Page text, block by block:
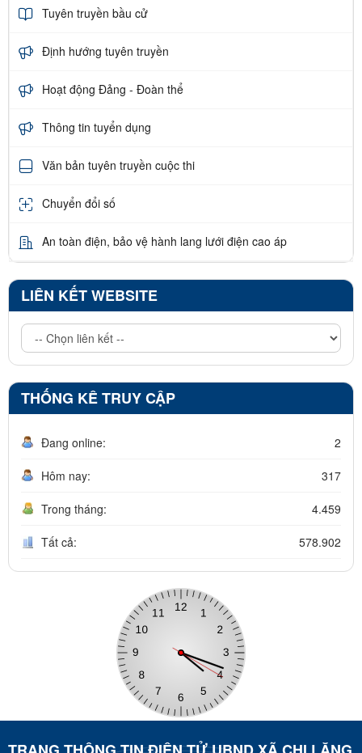
Tuyên truyền bầu cử
Định hướng tuyên truyền
Hoạt động Đảng - Đoàn thể
Thông tin tuyển dụng
Văn bản tuyên truyền cuộc thi
Chuyển đổi số
An toàn điện, bảo vệ hành lang lưới điện cao áp
LIÊN KẾT WEBSITE
THỐNG KÊ TRUY CẬP
Đang online: 2
Hôm nay: 317
Trong tháng: 4.459
Tất cả: 578.902